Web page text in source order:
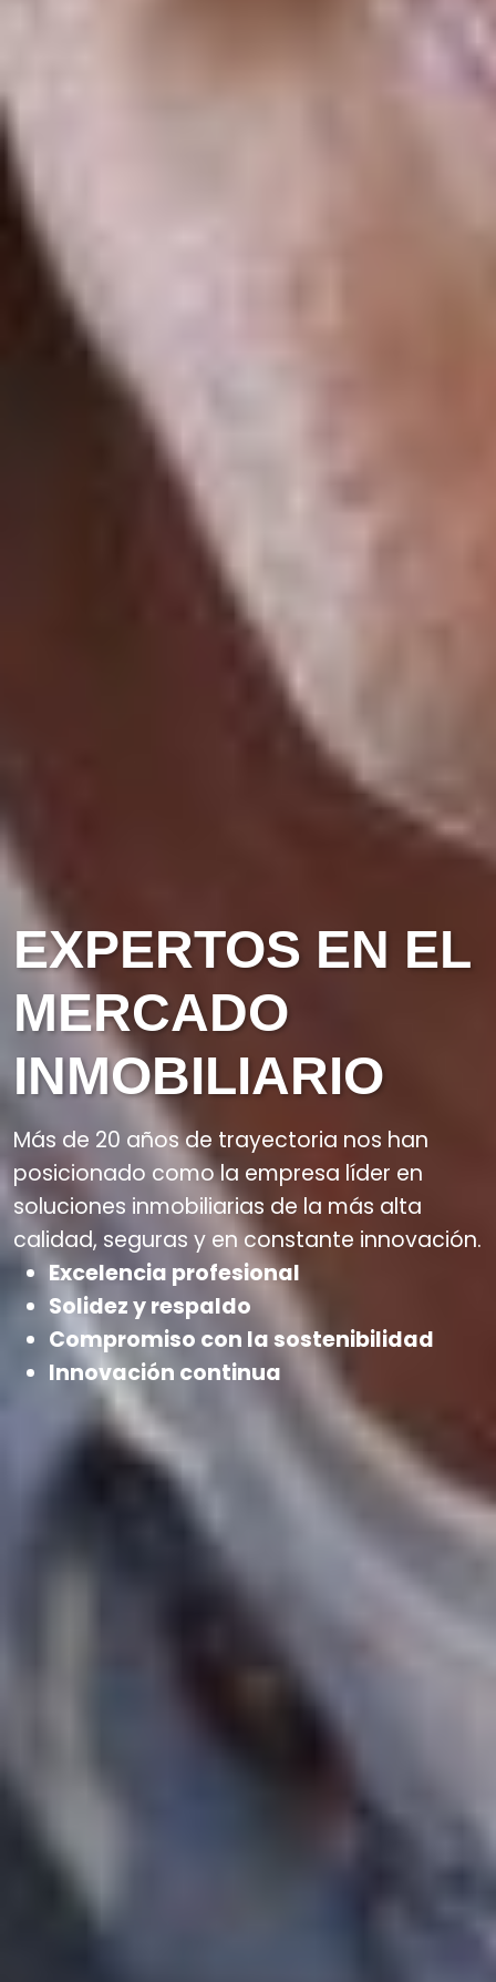
EXPERTOS EN EL
MERCADO
INMOBILIARIO
Más de 20 años de trayectoria nos han
posicionado como la empresa líder en
soluciones inmobiliarias de la más alta
calidad, seguras y en constante innovación.
Excelencia profesional
Solidez y respaldo
Compromiso con la sostenibilidad
Innovación continua